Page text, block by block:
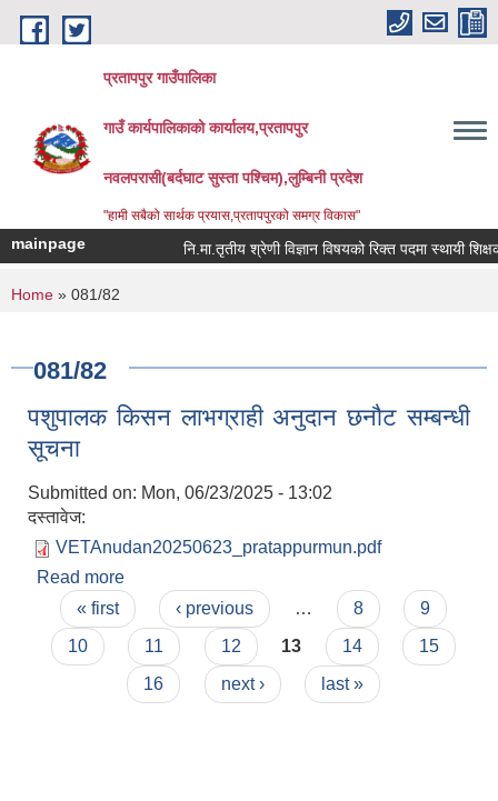
Skip to main content
प्रतापपुर गाउँपालिका
गाउँ कार्यपालिकाको कार्यालय,प्रतापपुर
नवलपरासी(बर्दघाट सुस्ता पश्चिम),लुम्बिनी प्रदेश
"हामी सबैको सार्थक प्रयास,प्रतापपुरको समग्र विकास"
mainpage नि.मा.तृतीय श्रेणी विज्ञान विषयको रिक्त पदमा स्थायी शिक्षक
You are here
Home » 081/82
081/82
पशुपालक किसन लाभग्राही अनुदान छनौट सम्बन्धी
सूचना
Submitted on: Mon, 06/23/2025 - 13:02
दस्तावेज:
VETAnudan20250623_pratappurmun.pdf
Read more
सूचना
Pages
« first ‹ previous … 8
9
10
11 12 13 14
15
16
next › last »